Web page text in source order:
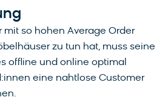
mit so hohen Average Order
zu tun hat, muss seine
offline und online optimal
eine nahtlose Customer